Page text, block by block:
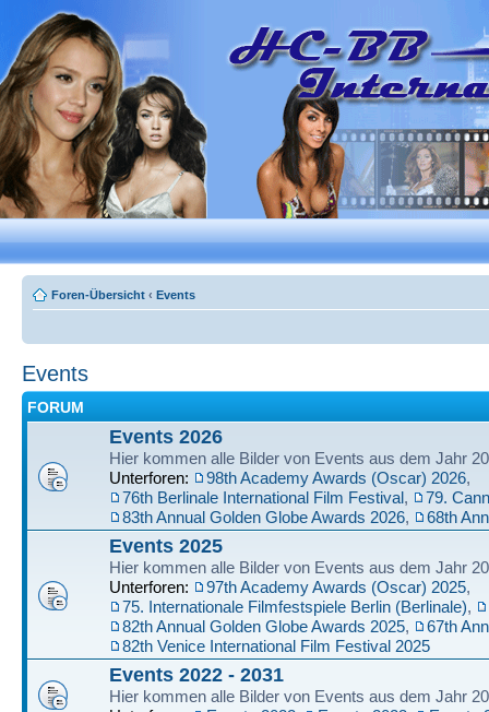
Foren-Übersicht ‹ Events
Events
FORUM
Events 2026
Hier kommen alle Bilder von Events aus dem Jahr
Unterforen:
98th Academy Awards (Oscar) 2026,
76th Berlinale International Film Festival,
79.
83th Annual Golden Globe Awards 2026, 68th
Events 2025
Hier kommen alle Bilder von Events aus dem Jahr
Unterforen:
97th Academy Awards (Oscar) 2025,
75. Internationale Filmfestspiele Berlin (Berlinale),
82th Annual Golden Globe Awards 2025,
67th
82th Venice International Film Festival 2025
Events 2022 - 2031
Hier kommen alle Bilder von Events aus dem Jahr